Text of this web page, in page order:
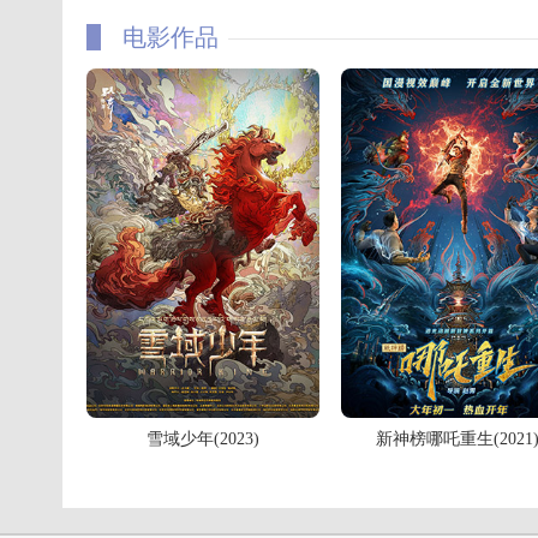
电影作品
雪域少年(2023) 新神榜哪吒重生(2021)